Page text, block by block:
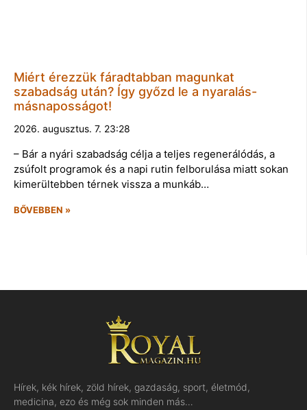
Miért érezzük fáradtabban magunkat
szabadság után? Így győzd le a nyaralás-
másnaposságot!
2026. augusztus. 7. 23:28
– Bár a nyári szabadság célja a teljes regenerálódás, a
zsúfolt programok és a napi rutin felborulása miatt sokan
kimerültebben térnek vissza a munkáb…
BŐVEBBEN »
Hírek, kék hírek, zöld hírek, gazdaság, sport, életmód,
medicina, ezo és még sok minden más…